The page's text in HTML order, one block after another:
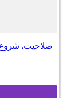
صلاحیت،